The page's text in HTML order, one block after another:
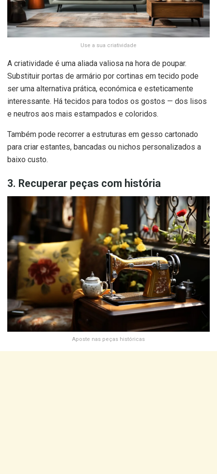
Use a sua criatividade
A criatividade é uma aliada valiosa na hora de poupar.
Substituir portas de armário por cortinas em tecido pode
ser uma alternativa prática, económica e esteticamente
interessante. Há tecidos para todos os gostos — dos lisos
e neutros aos mais estampados e coloridos.
Também pode recorrer a estruturas em gesso cartonado
para criar estantes, bancadas ou nichos personalizados a
baixo custo.
3. Recuperar peças com história
Aposte nas peças históricas